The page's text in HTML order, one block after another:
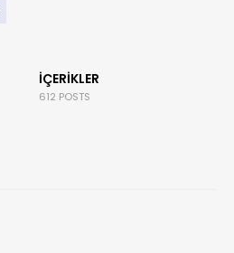
İÇERIKLER
612 POSTS